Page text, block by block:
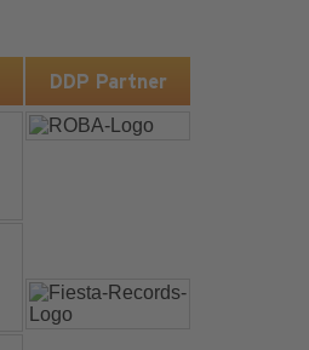
DDP Partner